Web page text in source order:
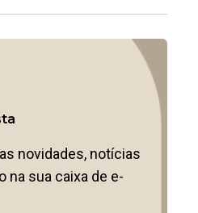
novidades, notícias
na sua caixa de e-